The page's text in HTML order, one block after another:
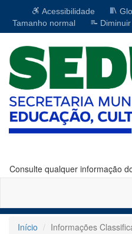
Acessibilidade
Tamanho normal
Consulte qualquer informação
Início
Informações